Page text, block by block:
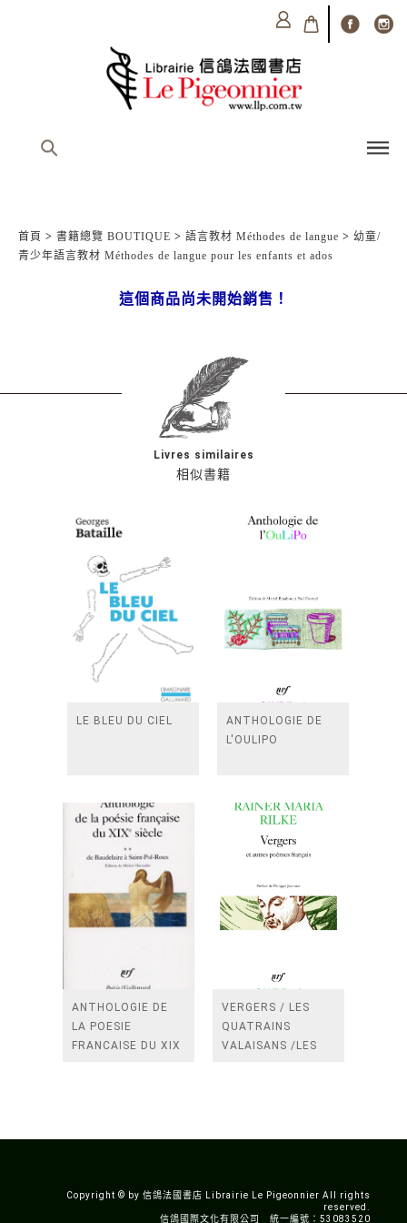
首頁 > 書籍總覽 BOUTIQUE > 語言教材 Méthodes de langue > 幼童/
青少年語言教材 Méthodes de langue pour les enfants et ados
這個商品尚未開始銷售！
相似書籍
Livres similaires
LE BLEU DU CIEL
ANTHOLOGIE DE
L'OULIPO
ANTHOLOGIE DE
LA POESIE
FRANCAISE DU XIX
VERGERS / LES
QUATRAINS
VALAISANS /LES
Copyright © by 信鴿法國書店 Librairie Le Pigeonnier All rights
reserved.
信鴿國際文化有限公司 統一編號：53083520